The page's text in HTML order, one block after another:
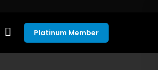
Platinum Member